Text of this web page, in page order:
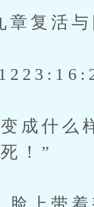
复活与
什么
！”